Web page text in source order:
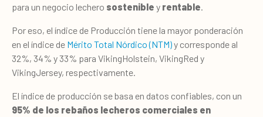
para un negocio lechero sostenible y rentable
Por eso, el índice de Producción tiene la mayor ponderación
en el índice de Mérito Total Nórdico (NTM)y corresponde al
32%, 34% y 33% para VikingHolstein, VikingRed y
VikingJersey, respectivamente.
El índice de producción se basa en datos confiables, con un
95% de los rebaños lecheros comerciales en